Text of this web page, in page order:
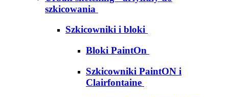
szkicowania
Szkicowniki i bloki
Bloki PaintOn
Szkicowniki PaintON i
Clairfontaine